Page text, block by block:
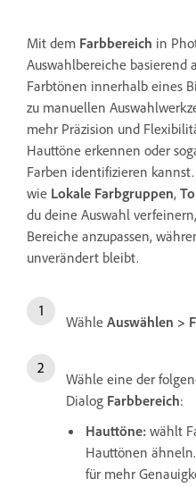
Mit dem Farbbereich in
Auswahlbereiche basierend
Farbtönen innerhalb eines
zu manuellen
mehr Präzision und
Hauttöne erkennen oder
Farben identifizieren
wie Lokale Farbgruppen,
du deine Auswahl
Bereiche anzupassen,
unverändert bleibt.
Wähle Auswählen >
Wähle eine der
Dialog Farbbereich:
Hauttöne: wählt
Hauttönen
für mehr